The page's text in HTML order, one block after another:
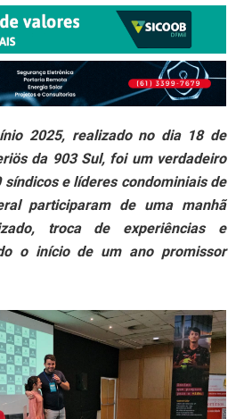
2025, realizado no dia 18 de
da 903 Sul, foi um verdadeiro
síndicos e líderes condominiais de
participaram de uma manhã
troca de experiências e
o início de um ano promissor